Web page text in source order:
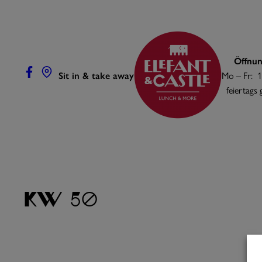
Sit in & take away
Mo – Fr:
feiertags
KW 50